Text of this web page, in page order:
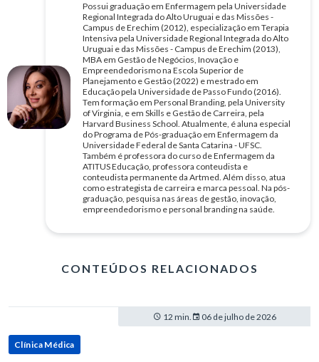
Possui graduação em Enfermagem pela Universidade
Regional Integrada do Alto Uruguai e das Missões -
Campus de Erechim (2012), especialização em Terapia
Intensiva pela Universidade Regional Integrada do Alto
Uruguai e das Missões - Campus de Erechim (2013),
MBA em Gestão de Negócios, Inovação e
Empreendedorismo na Escola Superior de
Planejamento e Gestão (2022) e mestrado em
Educação pela Universidade de Passo Fundo (2016).
Tem formação em Personal Branding, pela University
of Virginia, e em Skills e Gestão de Carreira, pela
Harvard Business School. Atualmente, é aluna especial
do Programa de Pós-graduação em Enfermagem da
Universidade Federal de Santa Catarina - UFSC.
Também é professora do curso de Enfermagem da
ATITUS Educação, professora conteudista e
conteudista permanente da Artmed. Além disso, atua
como estrategista de carreira e marca pessoal. Na pós-
graduação, pesquisa nas áreas de gestão, inovação,
empreendedorismo e personal branding na saúde.
CONTEÚDOS RELACIONADOS
12 min. 06 de julho de 2026
Clínica Médica